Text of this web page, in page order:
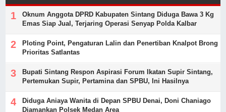
Oknum Anggota DPRD Kabupaten Sintang Diduga Bawa 3 Kg
Emas Siap Jual, Terjaring Operasi Senyap Polda Kalbar
Ploting Point, Pengaturan Lalin dan Penertiban Knalpot Brong
Prioritas Satlantas
Bupati Sintang Respon Aspirasi Forum Ikatan Supir Sintang,
Pertemukan Supir, Pertamina dan SPBU, Ini Hasilnya
Diduga Aniaya Wanita di Depan SPBU Denai, Doni Chaniago
Diamankan Polsek Medan Area